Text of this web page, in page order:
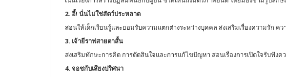
2. อี้! นั่นไม่ใช่สัตว์ประหลาด
สอนให้เด็กเรียนรู้และยอมรับความแตกต่างระหว่างบุคคล ส่งเสริมเรื่องความรัก ค
3. เจ้ายีราฟสายตาสั้น
ส่งเสริมทักษะการคิด การตัดสินใจและการแก้ไขปัญหา สอนเรื่องการเปิดใจรับฟัง
4. จอชกับเสียงปริศนา